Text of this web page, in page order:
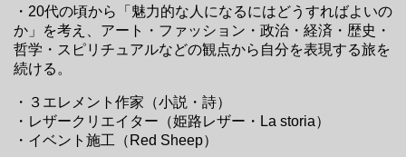
・20代の頃から「魅力的な人になるにはどうすればよいの
か」を考え、アート・ファッション・政治・経済・歴史・
哲学・スピリチュアルなどの観点から自分を表現する旅を
続ける。
・３エレメント作家（小説・詩）
・レザークリエイター（姫路レザー・La storia）
・イベント施工（Red Sheep）